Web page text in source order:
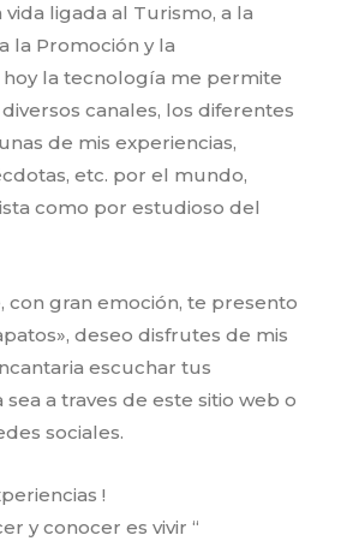
vida ligada al Turismo, a la
la Promoción y la
la tecnología me permite
canales, los diferentes
de mis experiencias,
etc. por el mundo,
como por estudioso del
con gran emoción, te presento
deseo disfrutes de mis
escuchar tus
sea a traves de este sitio web o
sociales.
!
y conocer es vivir “